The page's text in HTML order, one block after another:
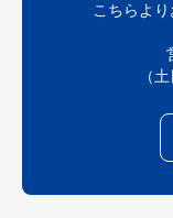
こちらよ
（